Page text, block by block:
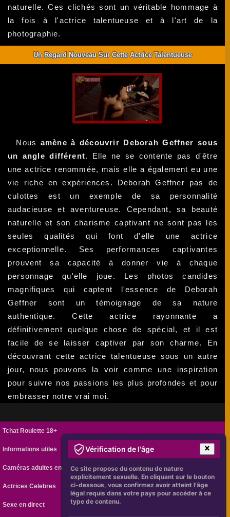
naturelle. Ces clichés sont un véritable hommage à
la fois à l'actrice talentueuse et à l'art de la
photographie.
Un Regard Nouveau Sur Cette Actrice Talentueuse
Nous amène à découvrir Deborah Geffner sous
un angle différent. Elle ne se contente pas d'être
une actrice renommée, mais elle a également eu une
vie riche en expériences. Deborah Geffner pas de
culottes est un exemple de sa personnalité
audacieuse et aventureuse. Cependant, sa beauté
naturelle et son charisme captivant ne sont pas les
seules qualités qui font d'elle une actrice
exceptionnelle. Ses performances captivantes
prouvent sa capacité à donner vie à chaque
personnage qu'elle joue. Les photos candides
magnifiques qui captent l'essence de Deborah
Geffner sont un témoignage de sa nature
authentique. Cette actrice rayonnante a
définitivement quelque chose de spécial, et il est
facile de se laisser captiver par son charme. En
découvrant cette actrice talentueuse sous un autre
jour, nous pouvons la voir comme une inspiration
pour suivre nos passions les plus profondes et pour
embrasser notre vrai moi.
Tchat Roulette 18+
Informations utiles
Caméras adultes en ligne
Actrices Celebres
Sexe en direct
Vérification de l'âge
Ce site propose du contenu de nature
explicitement sexuelle. En cliquant sur le bouton
ci-dessous, vous confirmez avoir atteint l'âge
légal requis dans votre pays pour accéder à ce
type de contenu.